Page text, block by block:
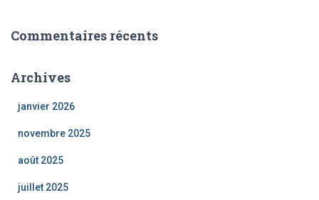
Commentaires récents
Archives
janvier 2026
novembre 2025
août 2025
juillet 2025